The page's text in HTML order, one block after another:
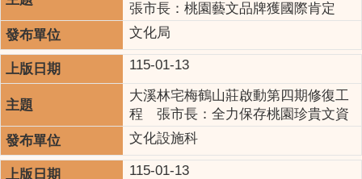
張市長：桃園藝文品牌獲國際肯定
文化局
115-01-13
大溪林宅梅鶴山莊啟動第四期修復工
程 張市長：全力保存桃園珍貴文資
文化設施科
115-01-13